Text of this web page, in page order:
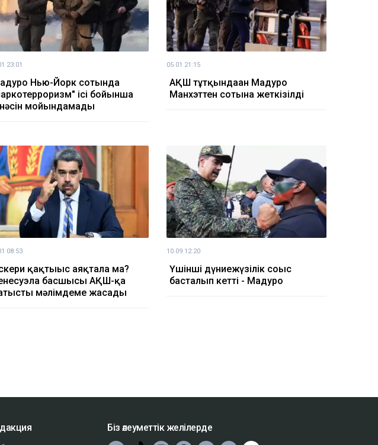
23:01
Нью-Йорк сотында
ісі бойынша
мойындамады
05.01 21:15
АҚШ тұтқындаған Мадуро
Манхэттен сотына жеткізілді
08:53
қақтығыс аяқтала ма?
басшысы АҚШ-қа
мәлімдеме жасады
10.09 12:20
Үшінші дүниежүзілік соғыс
басталып кетті - Мадуро
Біз әлеуметтік желілерде